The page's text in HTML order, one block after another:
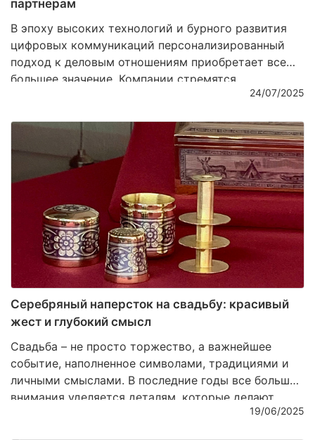
партнерам
В эпоху высоких технологий и бурного развития
цифровых коммуникаций персонализированный
подход к деловым отношениям приобретает все
большее значение. Компании стремятся
подчеркнуть свою индивидуальность, выделиться
внимание своим сотрудникам и партнерам. Один
из утонченных способов это сделать — подарить
предметы столового серебра с выгравированным
логотипом компании
. Это не только проявление
вкуса, но и инструмент укрепления корпоративной
культуры и деловых связей.
24/07/2025
Серебряный наперсток на свадьбу: красивый
жест и глубокий смысл
Свадьба – не просто торжество, а важнейшее
событие, наполненное символами, традициями и
личными смыслами. В последние годы все больше
внимания уделяется деталям, которые делают
праздник по-настоящему особенным, теплым и
19/06/2025